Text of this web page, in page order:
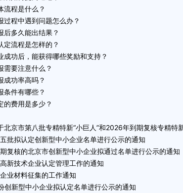
流程是什么？
过程中遇到问题怎么办？
后多久能出结果？
定流程是怎样的？
成功后，能获得哪些奖励和支持？
需要注意什么？
成功率高吗？
条件有哪些？
的费用是多少？
京市第八批专精特新“小巨人”和2026年到期复核专精特
批拟认定创新型中小企业名单进行公示的通知
复核的北京市创新型中小企业拟通过名单进行公示的通知
新技术企业认定管理工作的通知
业材料征集的工作通知
新型中小企业拟认定名单进行公示的通知